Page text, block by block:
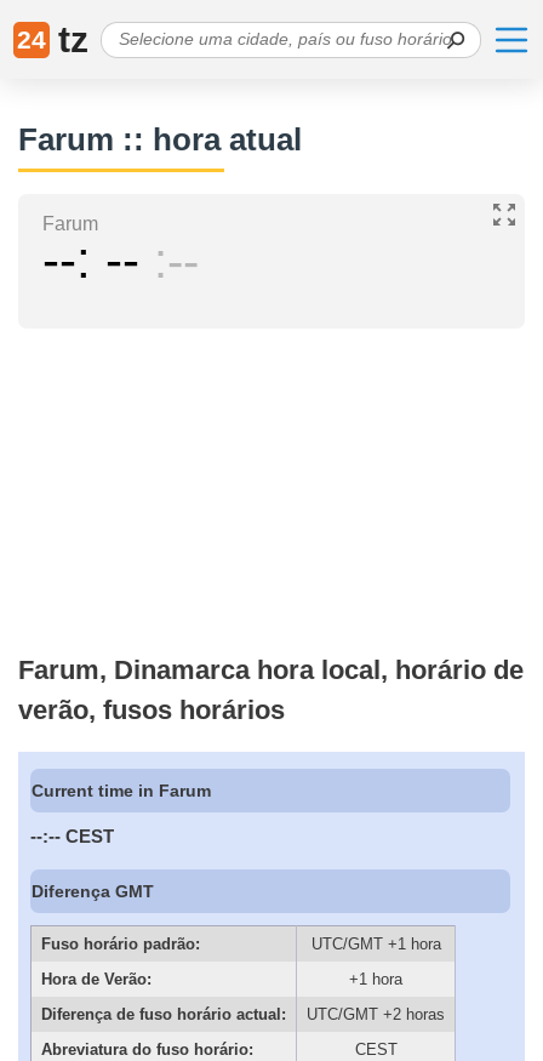
24 tz
Farum :: hora atual
Farum
-- -- --
Farum, Dinamarca hora local, horário de
verão, fusos horários
Current time in Farum
--:-- CEST
Diferença GMT
Fuso horário padrão:
UTC/GMT +1 hora
Hora de Verão:
+1 hora
Diferença de fuso horário actual:
UTC/GMT +2 horas
Abreviatura do fuso horário:
CEST